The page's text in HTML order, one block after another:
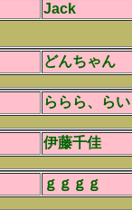
Jack
どんちゃん
ららら、らい
伊藤千佳
ｇｇｇｇ